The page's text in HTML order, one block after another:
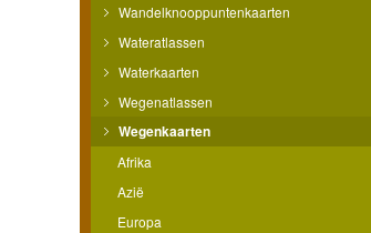
Wandelknooppuntenkaarten
Wateratlassen
Waterkaarten
Wegenatlassen
Wegenkaarten
Afrika
Azië
Europa